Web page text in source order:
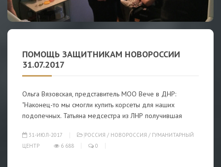
ПОМОЩЬ ЗАЩИТНИКАМ НОВОРОССИИ
31.07.2017
Ольга Вязовская, представитель МОО Вече в ДНР:
"Наконец-то мы смогли купить корсеты для наших
подопечных. Татьяна медсестра из ЛНР получившая
31-ИЮЛ-2017 РОССИЯ / НОВОРОССИЯ / ГУМАНИТАРНЫЙ
ЦЕНТР
6 688 0